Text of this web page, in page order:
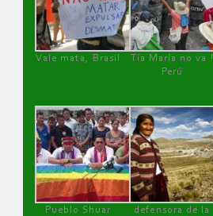
Vale mata, Brasil
Tía María no va !
Perú
Pueblo Shuar
defensora de la